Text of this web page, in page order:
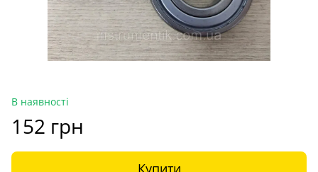
В наявності
152 грн
Купити